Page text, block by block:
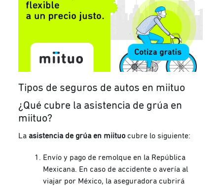
Tipos de seguros de autos en miituo
¿Qué cubre la asistencia de grúa en
miituo?
La asistencia de grúa en miituocubre lo siguiente:
Envío y pago de remolque en la República
Mexicana. En caso de accidente o avería al
viajar por México, la aseguradora cubrirá